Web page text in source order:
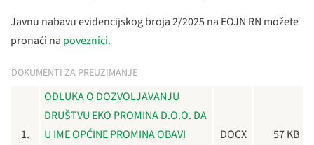
Javnu nabavu evidencijskog broja 2/2025 na EOJN RN možete
pronaći na poveznici.
DOKUMENTI ZA PREUZIMANJE
1.
ODLUKA O DOZVOLJAVANJU
DRUŠTVU EKO PROMINA D.O.O. DA
U IME OPĆINE PROMINA OBAVI
DOCX 57 KB